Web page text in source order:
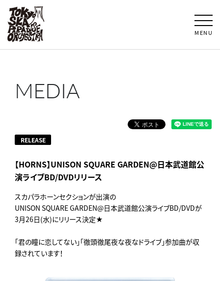
MENU
MEDIA
RELEASE
【HORNS】UNISON SQUARE GARDEN@日本武道館公
演ライブBD/DVDリリース
スカパラホーンセクションが出演の
UNISON SQUARE GARDEN@日本武道館公演ライブBD/DVDが
3月26日(水)にリリース決定★
「君の瞳に恋してない」「徹頭徹尾夜な夜なドライブ」参加曲が収
録されています！